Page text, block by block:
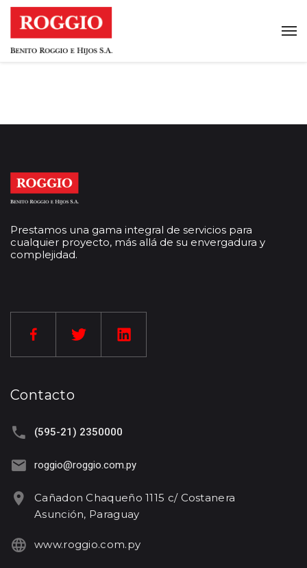
Prestamos una gama integral de servicios para
cualquier proyecto, más allá de su envergadura y
complejidad.
Contacto
(595-21) 2350000
roggio@roggio.com.py
Cañadon Chaqueño 1115 c/ Costanera
Asunción, Paraguay
www.roggio.com.py